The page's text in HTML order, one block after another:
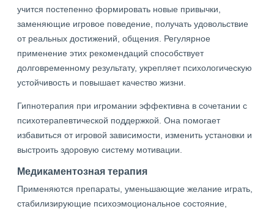
учится постепенно формировать новые привычки,
заменяющие игровое поведение, получать удовольствие
от реальных достижений, общения. Регулярное
применение этих рекомендаций способствует
долговременному результату, укрепляет психологическую
устойчивость и повышает качество жизни.
Гипнотерапия при игромании эффективна в сочетании с
психотерапевтической поддержкой. Она помогает
избавиться от игровой зависимости, изменить установки и
выстроить здоровую систему мотивации.
Медикаментозная терапия
Применяются препараты, уменьшающие желание играть,
стабилизирующие психоэмоциональное состояние,